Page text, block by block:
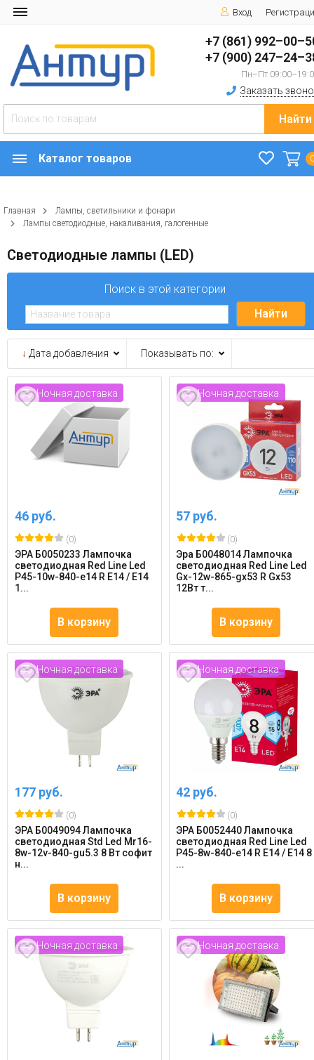
Вход
+7 (861)
+7 (900)
Пн–Пт
Заказать
Найти
Каталог товаров
Главная
Лампы, светильники и фонари
Лампы светодиодные, накаливания, галогенные
Светодиодные лампы (LED)
Поиск в этой категории
↓ Дата добавления Показывать по:
Ночная доставка
46 руб.
(0)
ЭРА Б0050233 Лампочка
светодиодная Red Line Led
P45-10w-840-e14 R Е14 / E14
1...
В корзину
Ночная доставка
57 руб.
(0)
Эра Б0048014 Лампочка
светодиодная Red Line Led
Gx-12w-865-gx53 R Gx53
12Вт т...
В корзину
Ночная доставка
177 руб.
(0)
ЭРА Б0049094 Лампочка
светодиодная Std Led Mr16-
8w-12v-840-gu5.3 8 Вт софит
н...
В корзину
Ночная доставка
42 руб.
(0)
ЭРА Б0052440 Лампочка
светодиодная Red Line Led
P45-8w-840-e14 R E14 / Е14 8
...
В корзину
Ночная доставка Ночная доставка